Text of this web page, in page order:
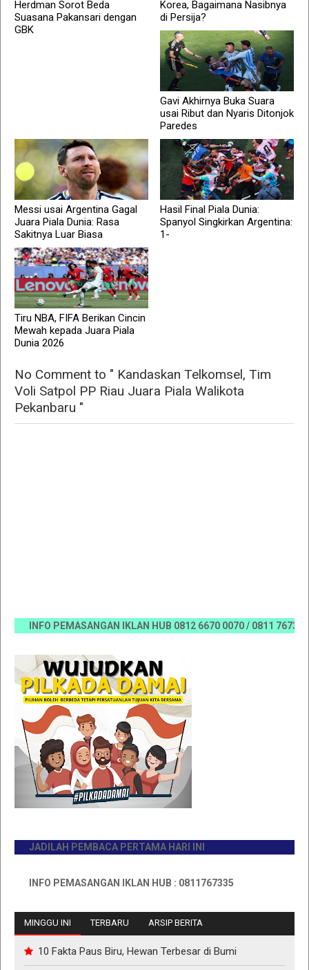
Herdman Sorot Beda
Suasana Pakansari dengan
GBK
Korea, Bagaimana Nasibnya
di Persija?
Gavi Akhirnya Buka Suara
usai Ribut dan Nyaris Ditonjok
Paredes
Messi usai Argentina Gagal
Juara Piala Dunia: Rasa
Sakitnya Luar Biasa
Hasil Final Piala Dunia:
Spanyol Singkirkan Argentina:
1-
Tiru NBA, FIFA Berikan Cincin
Mewah kepada Juara Piala
Dunia 2026
No Comment to " Kandaskan Telkomsel, Tim
Voli Satpol PP Riau Juara Piala Walikota
Pekanbaru "
INFO PEMASANGAN IKLAN HUB 0812 6670 0070 / 0811 7673
JADILAH PEMBACA PERTAMA HARI INI
INFO PEMASANGAN IKLAN HUB : 0811767335
MINGGU INI TERBARU ARSIP BERITA
10 Fakta Paus Biru, Hewan Terbesar di Bumi